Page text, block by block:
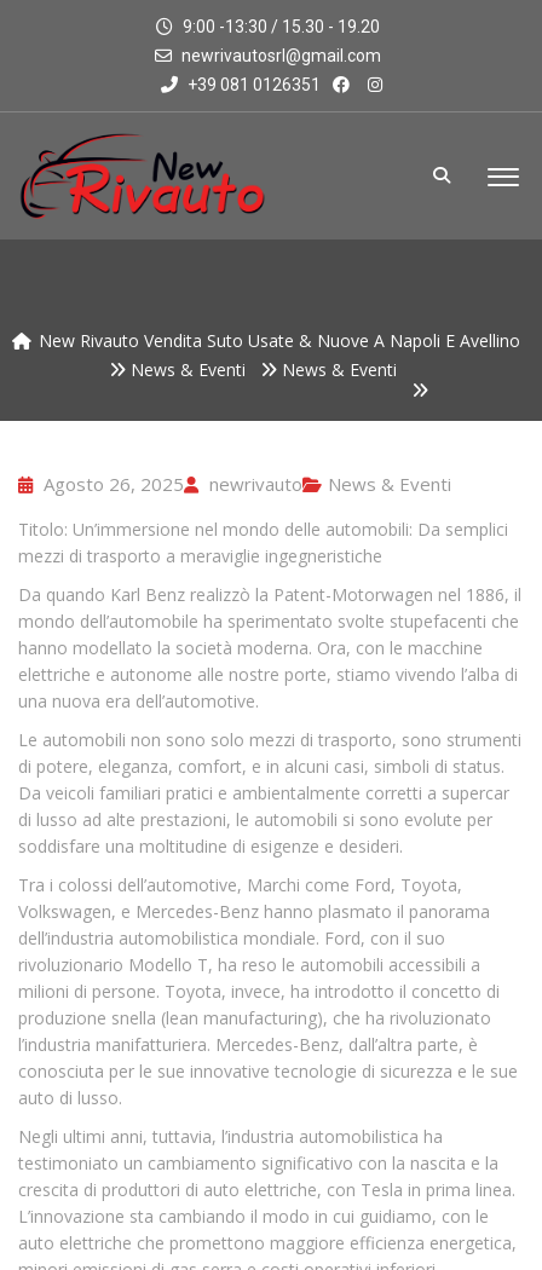
9:00 -13:30 / 15.30 - 19.20
newrivautosrl@gmail.com
+39 081 0126351
New Rivauto Vendita Suto Usate & Nuove A Napoli E Avellino
News & Eventi
News & Eventi
Agosto 26, 2025 newrivauto News & Eventi
Titolo: Un’immersione nel mondo delle automobili: Da semplici
mezzi di trasporto a meraviglie ingegneristiche
Da quando Karl Benz realizzò la Patent-Motorwagen nel 1886, il
mondo dell’automobile ha sperimentato svolte stupefacenti che
hanno modellato la società moderna. Ora, con le macchine
elettriche e autonome alle nostre porte, stiamo vivendo l’alba di
una nuova era dell’automotive.
Le automobili non sono solo mezzi di trasporto, sono strumenti
di potere, eleganza, comfort, e in alcuni casi, simboli di status.
Da veicoli familiari pratici e ambientalmente corretti a supercar
di lusso ad alte prestazioni, le automobili si sono evolute per
soddisfare una moltitudine di esigenze e desideri.
Tra i colossi dell’automotive, Marchi come Ford, Toyota,
Volkswagen, e Mercedes-Benz hanno plasmato il panorama
dell’industria automobilistica mondiale. Ford, con il suo
rivoluzionario Modello T, ha reso le automobili accessibili a
milioni di persone. Toyota, invece, ha introdotto il concetto di
produzione snella (lean manufacturing), che ha rivoluzionato
l’industria manifatturiera. Mercedes-Benz, dall’altra parte, è
conosciuta per le sue innovative tecnologie di sicurezza e le sue
auto di lusso.
Negli ultimi anni, tuttavia, l’industria automobilistica ha
testimoniato un cambiamento significativo con la nascita e la
crescita di produttori di auto elettriche, con Tesla in prima linea.
L’innovazione sta cambiando il modo in cui guidiamo, con le
auto elettriche che promettono maggiore efficienza energetica,